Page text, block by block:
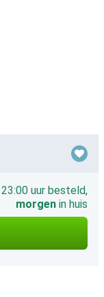
uur besteld,
morgen in huis